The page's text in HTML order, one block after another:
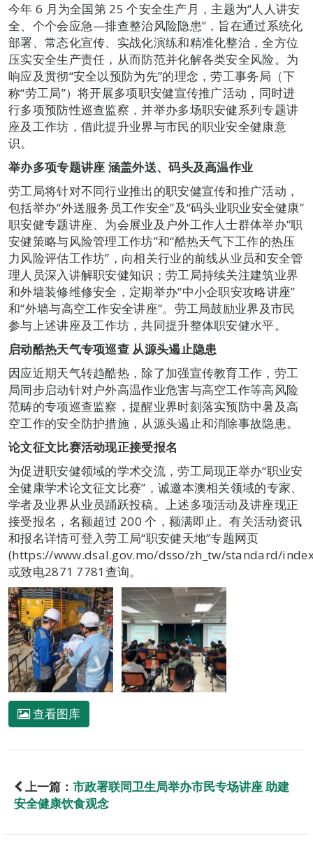
今年 6 月为全国第 25 个安全生产月，主题为“人人讲安
全、个个会应急—排查整治风险隐患”，旨在通过系统化
部署、常态化宣传、实战化演练和精准化整治，全方位
压实安全生产责任，从而防范并化解各类安全风险。为
响应及贯彻“安全以预防为先”的理念，劳工事务局（下
称“劳工局”）将开展多项职安健宣传推广活动，同时进
行多项预防性巡查监察，并举办多场职安健系列专题讲
座及工作坊，借此提升业界与市民的职业安全健康意
识。
举办多项专题讲座 涵盖外送、码头及高温作业
劳工局将针对不同行业推出的职安健宣传和推广活动，
包括举办“外送服务员工作安全”及“码头业职业安全健康”
职安健专题讲座、为会展业及户外工作人士群体举办“职
安健策略与风险管理工作坊”和“酷热天气下工作的热压
力风险评估工作坊”，向相关行业的前线从业员和安全管
理人员深入讲解职安健知识；劳工局持续关注建筑业界
和外墙装修维修安全，定期举办“中小企职安攻略讲座”
和“外墙与高空工作安全讲座”。劳工局鼓励业界及市民
参与上述讲座及工作坊，共同提升整体职安健水平。
启动酷热天气专项巡查 从源头遏止隐患
因应近期天气转趋酷热，除了加强宣传教育工作，劳工
局同步启动针对户外高温作业危害与高空工作等高风险
范畴的专项巡查监察，提醒业界时刻落实预防中暑及高
空工作的安全防护措施，从源头遏止和消除事故隐患。
论文征文比赛活动现正接受报名
为促进职安健领域的学术交流，劳工局现正举办“职业安
全健康学术论文征文比赛”，诚邀本澳相关领域的专家、
学者及业界从业员踊跃投稿。上述多项活动及讲座现正
接受报名，名额超过 200 个，额满即止。有关活动资讯
和报名详情可登入劳工局“职安健天地”专题网页
(https://www.dsal.gov.mo/dsso/zh_tw/standard/
或致电2871 7781查询。
查看图库
上一篇： 市政署联同卫生局举办市民专场讲座 助建
安全健康饮食观念